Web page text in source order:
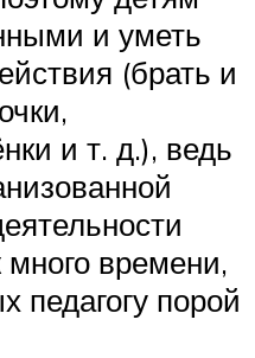
и уметь
(брать и
и т. д.), ведь
много времени,
порой